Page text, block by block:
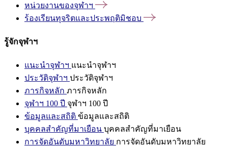
หน่วยงานของจุฬาฯ
ร้องเรียนทุจริตและประพฤติมิชอบ
รู้จักจุฬาฯ
แนะนำจุฬาฯ แนะนำจุฬาฯ
ประวัติจุฬาฯ ประวัติจุฬาฯ
ภารกิจหลัก ภารกิจหลัก
จุฬาฯ 100 ปี จุฬาฯ 100 ปี
ข้อมูลและสถิติ ข้อมูลและสถิติ
บุคคลสำคัญที่มาเยือน บุคคลสำคัญที่มาเยือน
การจัดอันดับมหาวิทยาลัย การจัดอันดับมหาวิทยาลัย